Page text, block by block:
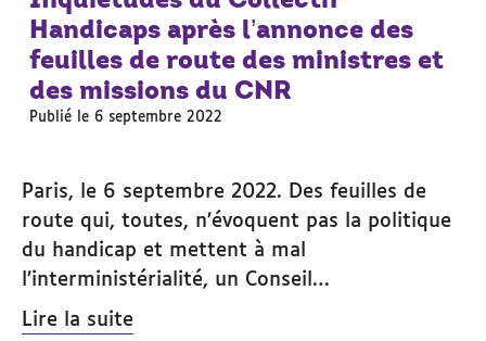
Handicaps après l’annonce des
feuilles de route des ministres et
des missions du CNR
Publié le 6 septembre 2022
Paris, le 6 septembre 2022. Des feuilles de
route qui, toutes, n’évoquent pas la politique
du handicap et mettent à mal
l’interministérialité, un Conseil…
Lire la suite